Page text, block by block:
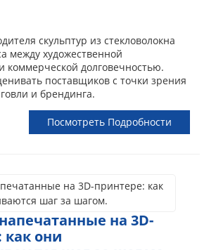
скульптур из стекловолокна
между художественной
коммерческой долговечностью.
поставщиков с точки зрения
и брендинга.
Посмотреть Подробности
на 3D-
как они